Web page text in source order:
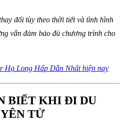
đổi tùy theo thời tiết và tình hình
vẫn đảm bảo đủ chương trình cho
Hạ Long Hấp Dẫn Nhất hiện nay
BIẾT KHI ĐI DU
TỬ